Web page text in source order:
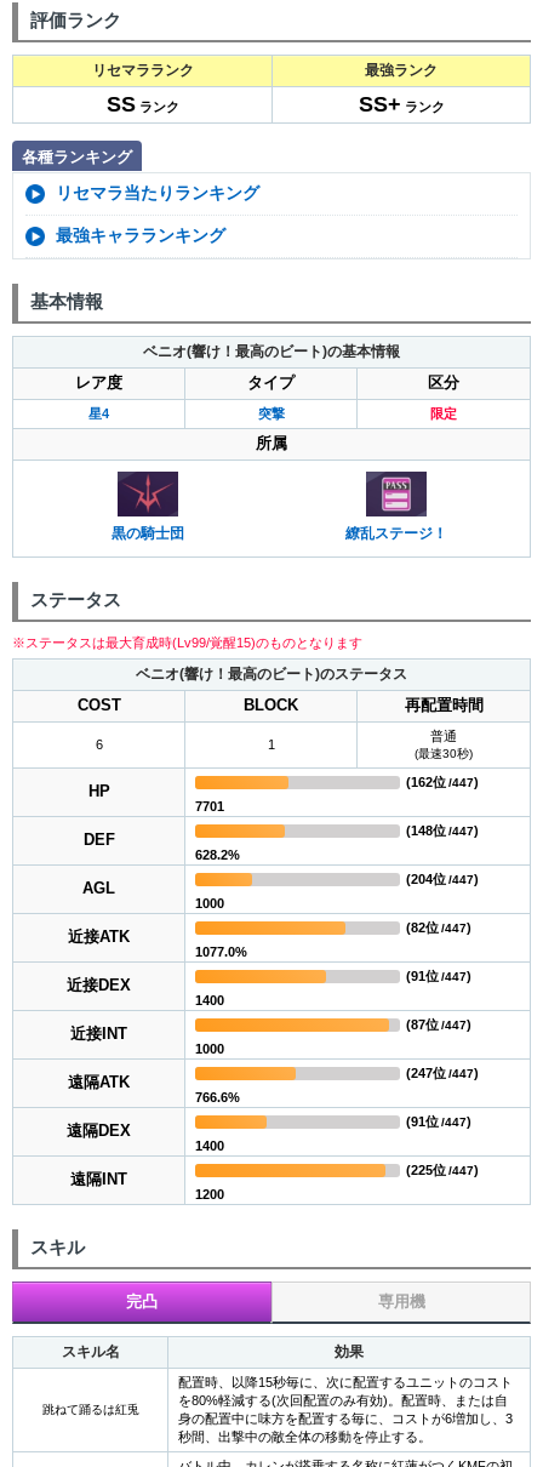
評価ランク
リセマラランク 最強ランク
SSランク SS+ ランク
各種ランキング
リセマラ当たりランキング
最強キャラランキング
基本情報
ベニオ(響け！最高のビート)の基本情報
レア度
タイプ 区分
星4 突撃 限定
所属
黒の騎士団 繚乱ステージ！
ステータス
※ステータスは最大育成時(Lv99/覚醒15)のものとなります
ベニオ(響け！最高のビート)のステータス
COST
BLOCK 再配置時間
6 1
普通
(最速30秒)
HP
7701
(162位/447)
DEF
628.2%
(148位/447)
AGL
1000
(204位/447)
近接ATK
1077.0%
(82位/447)
近接DEX
1400
(91位/447)
近接INT
1000
(87位/447)
遠隔ATK
766.6%
(247位/447)
遠隔DEX
1400
(91位/447)
遠隔INT
1200
(225位/447)
スキル
完凸 専用機
スキル名 効果
跳ねて踊るは紅兎
配置時、以降15秒毎に、次に配置するユニットのコスト
を80%軽減する(次回配置のみ有効)。配置時、または自
身の配置中に味方を配置する毎に、コストが6増加し、3
秒間、出撃中の敵全体の移動を停止する。